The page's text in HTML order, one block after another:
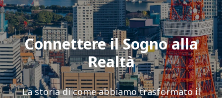
Connettere il Sogno alla
Realtà
La storia di come abbiamo trasformato il